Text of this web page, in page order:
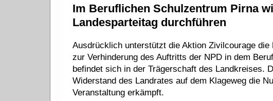
Im Beruflichen Schulzentrum Pirna
Landesparteitag durchführen
Ausdrücklich unterstützt die Aktion Zivilcourage die
zur Verhinderung des Auftritts der NPD in dem
befindet sich in der Trägerschaft des Landkreises.
Widerstand des Landrates auf dem Klageweg die
Veranstaltung erkämpft.